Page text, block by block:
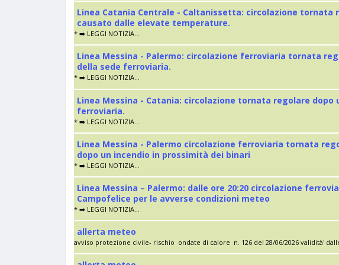
Linea Catania Centrale - Caltanissetta: circolazione tornata
causato dalle elevate temperature.
* ➡️ LEGGI NOTIZIA...
Linea Messina - Palermo: circolazione ferroviaria tornata
della sede ferroviaria.
* ➡️ LEGGI NOTIZIA...
Linea Messina - Catania: circolazione tornata regolare dopo
ferroviaria.
* ➡️ LEGGI NOTIZIA...
Linea Messina - Palermo circolazione ferroviaria tornata
dopo un incendio in prossimità dei binari
* ➡️ LEGGI NOTIZIA...
Linea Messina – Palermo: dalle ore 20:20 circolazione
Campofelice per le avverse condizioni meteo
* ➡️ LEGGI NOTIZIA...
allerta meteo
avviso protezione civile- rischio ondate di calore n. 126 del 28/06/2026 validità'